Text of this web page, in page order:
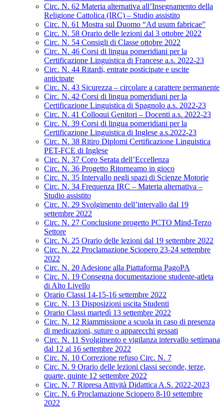
Circ. N. 62 Materia alternativa all’Insegnamento della
Religione Cattolica (IRC) – Studio assistito
Circ. N. 61 Mostra sul Duomo “Ad usum fabricae”
Circ. N. 58 Orario delle lezioni dal 3 ottobre 2022
Circ. N. 54 Consigli di Classe ottobre 2022
Circ. N. 46 Corsi di lingua pomeridiani per la
Certificazione Linguistica di Francese a.s. 2022-23
Circ. N. 44 Ritardi, entrate posticipate e uscite
anticipate
Circ. N. 43 Sicurezza – circolare a carattere permanente
Circ. N. 42 Corsi di lingua pomeridiani per la
Certificazione Linguistica di Spagnolo a.s. 2022-23
Circ. N. 41 Colloqui Genitori – Docenti a.s. 2022-23
Circ. N. 39 Corsi di lingua pomeridiani per la
Certificazione Linguistica di Inglese a.s.2022-23
Circ. N. 38 Ritiro Diplomi Certificazione Linguistica
PET-FCE di Inglese
Circ. N. 37 Coro Serata dell’Eccellenza
Circ. N. 36 Progetto Ritorneamo in gioco
Circ. N. 35 Intervallo negli spazi di Scienze Motorie
Circ. N. 34 Frequenza IRC – Materia alternativa –
Studio assistito
Circ. N. 29 Svolgimento dell’intervallo dal 19
settembre 2022
Circ. N. 27 Conclusione progetto PCTO Mind-Terzo
Settore
Circ. N. 25 Orario delle lezioni dal 19 settembre 2022
Circ. N. 22 Proclamazione Sciopero 23-24 settembre
2022
Circ. N. 20 Adesione alla Piattaforma PagoPA
Circ. N. 19 Consegna documentazione studente-atleta
di Alto Livello
Orario Classi 14-15-16 settembre 2022
Circ. N. 13 Disposizioni uscita Studenti
Orario Classi martedì 13 settembre 2022
Circ. N. 12 Riammissione a scuola in caso di presenza
di medicazioni, suture o apparecchi gessati
Circ. N. 11 Svolgimento e vigilanza intervallo settimana
dal 12 al 16 settembre 2022
Circ. N. 10 Correzione refuso Circ. N. 7
Circ. N. 9 Orario delle lezioni classi seconde, terze,
quarte, quinte 12 settembre 2022
Circ. N. 7 Ripresa Attività Didattica A.S. 2022-2023
Circ. N. 6 Proclamazione Sciopero 8-10 settembre
2022